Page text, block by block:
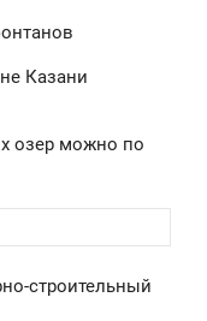
Казани
озер можно по
строительный